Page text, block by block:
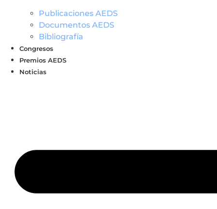
Publicaciones AEDS
Documentos AEDS
Bibliografía
Congresos
Premios AEDS
Noticias